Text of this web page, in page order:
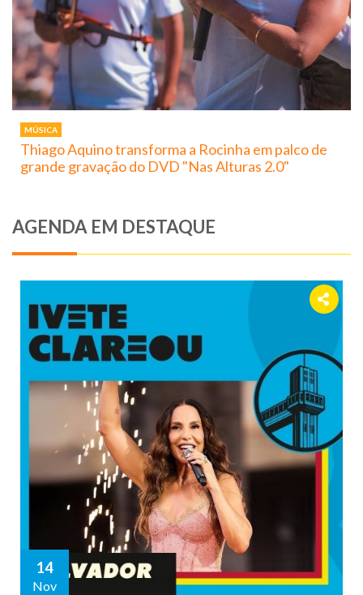
MÚSICA
Thiago Aquino transforma a Rocinha em palco de
grande gravação do DVD "Nas Alturas 2.0"
AGENDA EM DESTAQUE
14
Nov